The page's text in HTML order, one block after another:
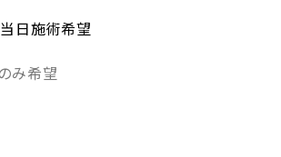
日施術希望
み希望